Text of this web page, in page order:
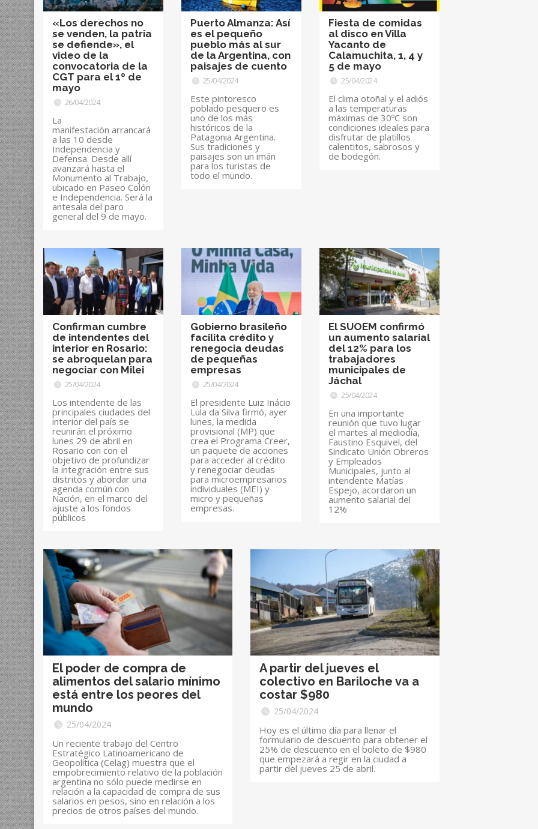
«Los derechos no
se venden, la patria
se defiende», el
video de la
convocatoria de la
CGT para el 1º de
mayo
26/04/2024
La
manifestación arrancará
a las 10 desde
Independencia y
Defensa. Desde allí
avanzará hasta el
Monumento al Trabajo,
ubicado en Paseo Colón
e Independencia. Será la
antesala del paro
general del 9 de mayo.
Puerto Almanza: Así
es el pequeño
pueblo más al sur
de la Argentina, con
paisajes de cuento
25/04/2024
Este pintoresco
poblado pesquero es
uno de los más
históricos de la
Patagonia Argentina.
Sus tradiciones y
paisajes son un imán
para los turistas de
todo el mundo.
Fiesta de comidas
al disco en Villa
Yacanto de
Calamuchita, 1, 4 y
5 de mayo
25/04/2024
El clima otoñal y el adiós
a las temperaturas
máximas de 30ºC son
condiciones ideales para
disfrutar de platillos
calentitos, sabrosos y
de bodegón.
Confirman cumbre
de intendentes del
interior en Rosario:
se abroquelan para
negociar con Milei
25/04/2024
Los intendente de las
principales ciudades del
interior del país se
reunirán el próximo
lunes 29 de abril en
Rosario con con el
objetivo de profundizar
la integración entre sus
distritos y abordar una
agenda común con
Nación, en el marco del
ajuste a los fondos
públicos
Gobierno brasileño
facilita crédito y
renegocia deudas
de pequeñas
empresas
25/04/2024
El presidente Luiz Inácio
Lula da Silva firmó, ayer
lunes, la medida
provisional (MP) que
crea el Programa Creer,
un paquete de acciones
para acceder al crédito
y renegociar deudas
para microempresarios
individuales (MEI) y
micro y pequeñas
empresas.
El SUOEM confirmó
un aumento salarial
del 12% para los
trabajadores
municipales de
Jáchal
25/04/2024
En una importante
reunión que tuvo lugar
el martes al mediodía,
Faustino Esquivel, del
Sindicato Unión Obreros
y Empleados
Municipales, junto al
intendente Matías
Espejo, acordaron un
aumento salarial del
12%
El poder de compra de
alimentos del salario mínimo
está entre los peores del
mundo
25/04/2024
Un reciente trabajo del Centro
Estratégico Latinoamericano de
Geopolítica (Celag) muestra que el
empobrecimiento relativo de la población
argentina no sólo puede medirse en
relación a la capacidad de compra de sus
salarios en pesos, sino en relación a los
precios de otros países del mundo.
A partir del jueves el
colectivo en Bariloche va a
costar $980
25/04/2024
Hoy es el último día para llenar el
formulario de descuento para obtener el
25% de descuento en el boleto de $980
que empezará a regir en la ciudad a
partir del jueves 25 de abril.